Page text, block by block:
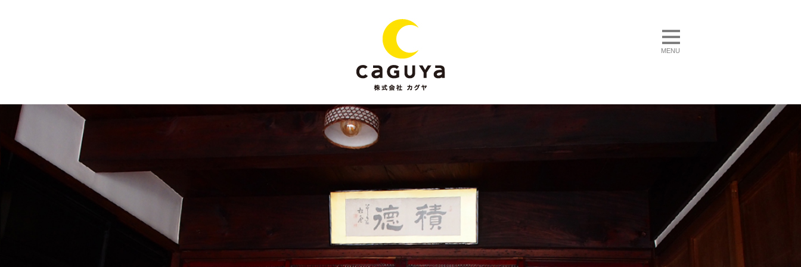
toggle navigation
MENU